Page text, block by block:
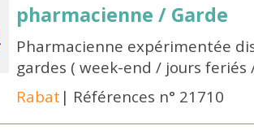
pharmacienne / Garde
Pharmacienne expérimentée
gardes ( week-end / jours
Rabat | Références n° 21710